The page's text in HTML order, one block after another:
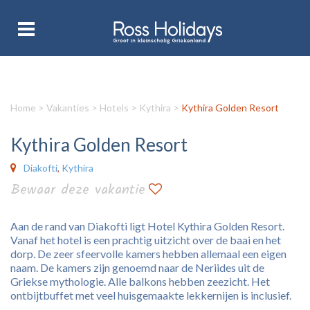
Home > Vakanties > Hotels > Kythira > Kythira Golden Resort
Kythira Golden Resort
Diakofti, Kythira
Bewaar deze vakantie
Aan de rand van Diakofti ligt Hotel Kythira Golden Resort.
Vanaf het hotel is een prachtig uitzicht over de baai en het
dorp. De zeer sfeervolle kamers hebben allemaal een eigen
naam. De kamers zijn genoemd naar de Neriides uit de
Griekse mythologie. Alle balkons hebben zeezicht. Het
ontbijtbuffet met veel huisgemaakte lekkernijen is inclusief.